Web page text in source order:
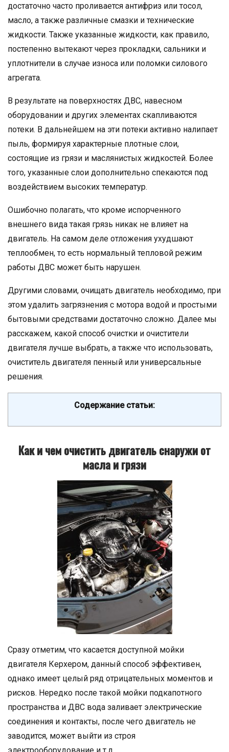
достаточно часто проливается антифриз или тосол,
масло, а также различные смазки и технические
жидкости. Также указанные жидкости, как правило,
постепенно вытекают через прокладки, сальники и
уплотнители в случае износа или поломки силового
агрегата.
В результате на поверхностях ДВС, навесном
оборудовании и других элементах скапливаются
потеки. В дальнейшем на эти потеки активно налипает
пыль, формируя характерные плотные слои,
состоящие из грязи и маслянистых жидкостей. Более
того, указанные слои дополнительно спекаются под
воздействием высоких температур.
Ошибочно полагать, что кроме испорченного
внешнего вида такая грязь никак не влияет на
двигатель. На самом деле отложения ухудшают
теплообмен, то есть нормальный тепловой режим
работы ДВС может быть нарушен.
Другими словами, очищать двигатель необходимо, при
этом удалить загрязнения с мотора водой и простыми
бытовыми средствами достаточно сложно. Далее мы
расскажем, какой способ очистки и очистители
двигателя лучше выбрать, а также что использовать,
очиститель двигателя пенный или универсальные
решения.
Содержание статьи:
Как и чем очистить двигатель снаружи от
масла и грязи
Сразу отметим, что касается доступной мойки
двигателя Керхером, данный способ эффективен,
однако имеет целый ряд отрицательных моментов и
рисков. Нередко после такой мойки подкапотного
пространства и ДВС вода заливает электрические
соединения и контакты, после чего двигатель не
заводится, может выйти из строя